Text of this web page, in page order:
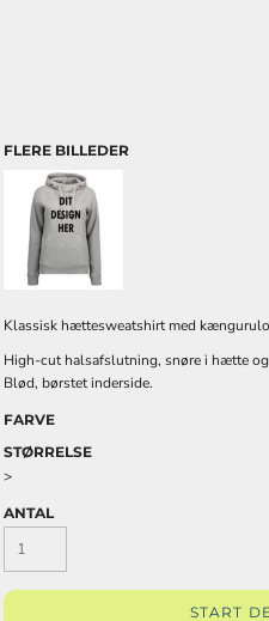
FLERE BILLEDER
Klassisk hættesweatshirt med
High-cut halsafslutning, snøre i hætte
Blød, børstet inderside.
FARVE
STØRRELSE
>
ANTAL
START